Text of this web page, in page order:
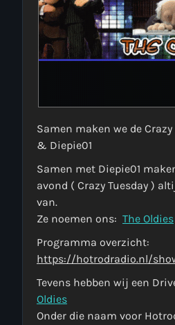
00:00 - 18:00
Onze Non-Stop draait 24/7 op de
Samen maken we de
& Diepie01
Samen met Diepie01
avond ( Crazy Tuesday )
van.
Ze noemen ons: The Oldies
Programma overzicht:
https://hotrodradio.nl/
Tevens hebben wij een
Oldies
Onder die naam voor